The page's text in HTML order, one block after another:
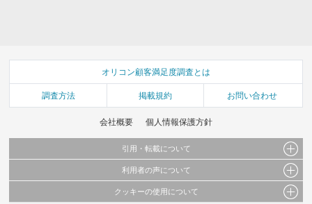
オリコン顧客満足度調査とは
調査方法 掲載規約 お問い合わせ
会社概要 個人情報保護方針
引用・転載について
当サイトで公開されている情報（文字、写真、イラスト、画像データ等）及びこれらの配
これらの情報を権利者の許可なく無断転載・複製などの二次利用を行うことは固く禁じて
利用者の声について
当サイトに掲載している内容はすべてサービスの利用者が提出された見解・感想です。
クッキーの使用について